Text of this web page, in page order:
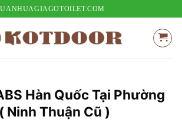
Hàn Quốc Tại Phường
Ninh Thuận Cũ )